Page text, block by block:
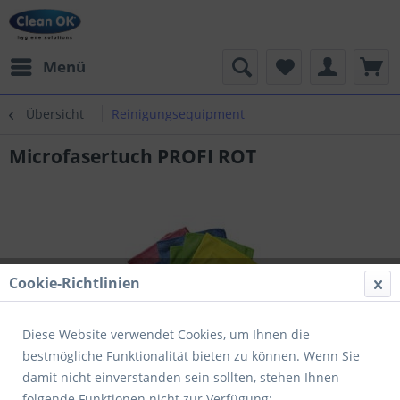
Menü
Übersicht Reinigungsequipment
Microfasertuch PROFI ROT
Cookie-Richtlinien
Diese Website verwendet Cookies, um Ihnen die
bestmögliche Funktionalität bieten zu können. Wenn Sie
damit nicht einverstanden sein sollten, stehen Ihnen